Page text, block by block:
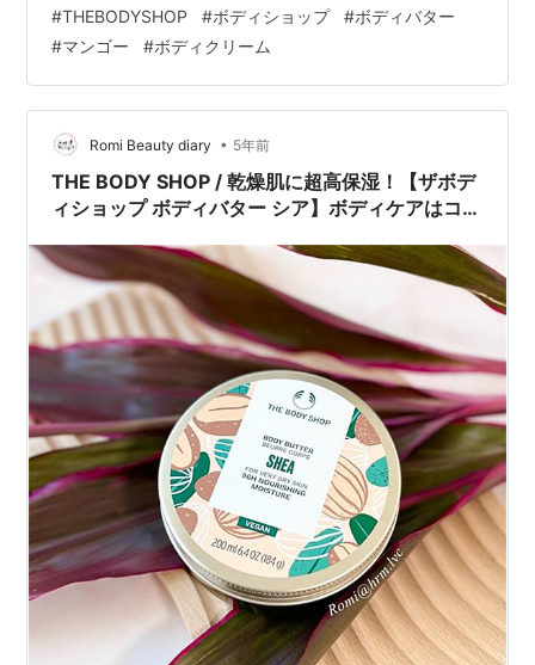
ジューシィな香り ・ヴィーガン認証/クルーエルティフリ
ー ・100%リサイクル可能な容器使用 ・mede in Poland
使ってみました こちら自然由来成分で出来ている保湿ア
イテム、マンゴーシードオイル配合のボディバターにな
っています。 ◇THEB…
#THEBODYSHOP #ボディショップ #ボディバター
#マンゴー #ボディクリーム
Romi Beauty diary • 5年前
THE BODY SHOP / 乾燥肌に超高保湿！【ザボデ
ィショップ ボディバター シア】ボディケアはコレ